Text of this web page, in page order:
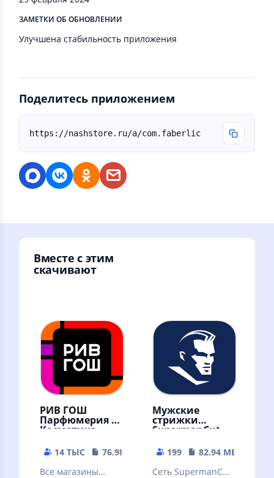
ЗАМЕТКИ ОБ ОБНОВЛЕНИИ
Улучшена стабильность приложения
Поделитесь приложением
https://nashstore.ru/a/com.faberlic
Вместе с этим
скачивают
РИВ ГОШ
Парфюмерия и
Косметика
14 ТЫС
76.98 MB
Все магазины
Мужские
стрижки
SupermanCut
199
82.94 MB
Сеть SupermanCut